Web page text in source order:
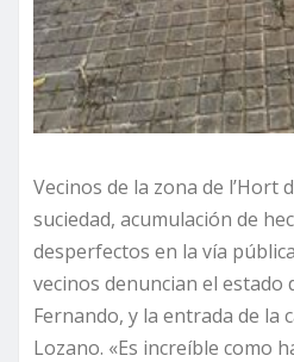
Vecinos de la zona de l’Hort
suciedad, acumulación de
desperfectos en la vía
vecinos denuncian el estado
Fernando, y la entrada de la
Lozano. «Es increíble como